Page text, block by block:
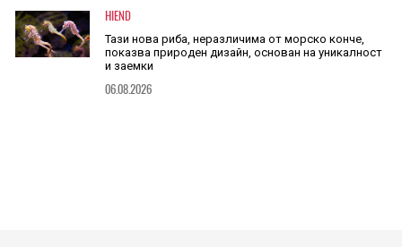
HIEND
Тази нова риба, неразличима от морско конче,
показва природен дизайн, основан на уникалност
и заемки
06.08.2026